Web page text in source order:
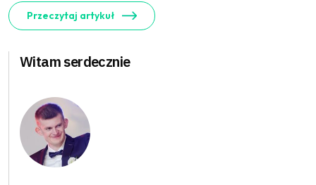
Przeczytaj artykuł
Witam serdecznie